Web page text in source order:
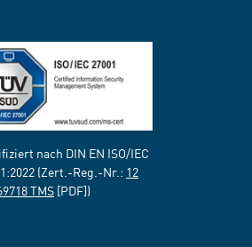
nach DIN EN ISO/IEC
(Zert.-Reg.-Nr.: 12
TMS [PDF])